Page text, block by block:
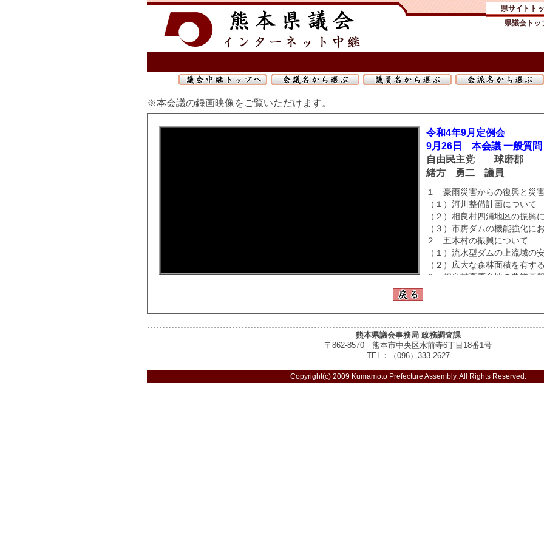
県サイトト
県議会トッ
※本会議の録画映像をご覧いただけます。
令和4年9月定例会
9月26日 本会議 一般質問
自由民主党 球磨郡
緒方 勇二 議員
１ 豪雨災害からの復興と災
（１）河川整備計画について
（２）相良村四浦地区の振興
（３）市房ダムの機能強化に
２ 五木村の振興について
（１）流水型ダムの上流域の
（２）広大な森林面積を有す
３ 相良村高原台地の農業基
（１）行方不明者捜索などの
（２）人吉球磨地域における
６ 県立南稜高校の魅力化につ
熊本県議会事務局 政務調査課
〒862-8570 熊本市中央区水前寺6丁目18番1号
TEL：（096）333-2627
Copyright(c) 2009 Kumamoto Prefecture Assembly. All Rights Reserved.